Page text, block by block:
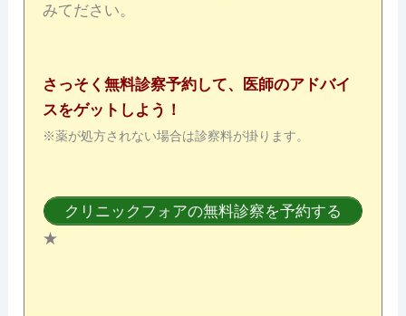
みてださい。
さっそく無料診察予約して、医師のアドバイ
スをゲットしよう！
※薬が処方されない場合は診察料が掛ります。
クリニックフォアの無料診察を予約する
★